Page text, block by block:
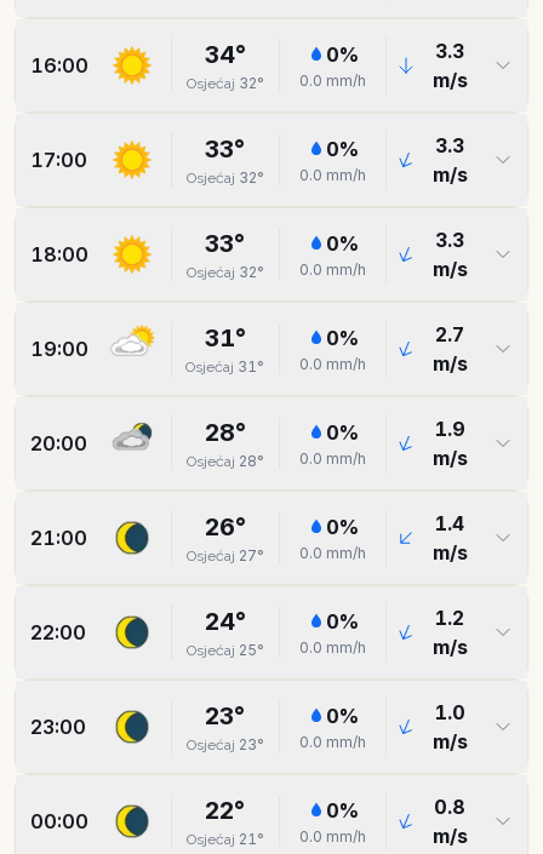
16:00 34°
Osjećaj 32°
0%
0.0 mm/h
3.3
m/s
17:00 33°
Osjećaj 32°
0%
0.0 mm/h
3.3
m/s
18:00 33°
Osjećaj 32°
0%
0.0 mm/h
3.3
m/s
19:00 31°
Osjećaj 31°
0%
0.0 mm/h
2.7
m/s
20:00 28°
Osjećaj 28°
0%
0.0 mm/h
1.9
m/s
21:00 26°
Osjećaj 27°
0%
0.0 mm/h
1.4
m/s
22:00 24°
Osjećaj 25°
0%
0.0 mm/h
1.2
m/s
23:00 23°
Osjećaj 23°
0%
0.0 mm/h
1.0
m/s
00:00 22°
Osjećaj 21°
0%
0.0 mm/h
0.8
m/s